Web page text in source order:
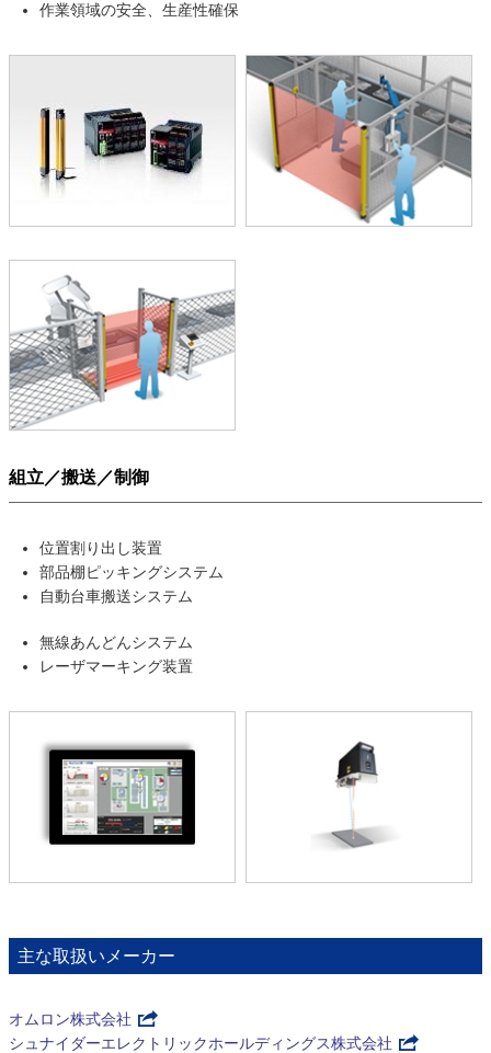
作業領域の安全、生産性確保
組立／搬送／制御
位置割り出し装置
部品棚ピッキングシステム
自動台車搬送システム
無線あんどんシステム
レーザマーキング装置
主な取扱いメーカー
オムロン株式会社
シュナイダーエレクトリックホールディングス株式会社